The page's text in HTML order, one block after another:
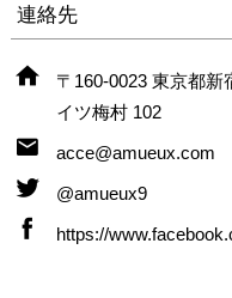
連絡先
〒160-0023 東京都
イツ梅村 102
acce@amueux.com
@amueux9
https://